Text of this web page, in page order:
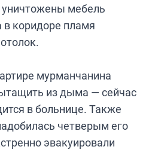
мебель
в коридоре пламя
мурманчанина
из дыма — сейчас
в больнице. Также
четверым его
эвакуировали